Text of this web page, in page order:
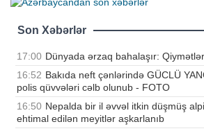
Son Xəbərlər
17:00 Dünyada ərzaq bahalaşır:
16:52 Bakıda neft çənlərində GÜCLÜ
polis qüvvələri cəlb olunub - FOTO
16:50 Nepalda bir il əvvəl itkin düşmüş
ehtimal edilən meyitlər aşkarlanıb